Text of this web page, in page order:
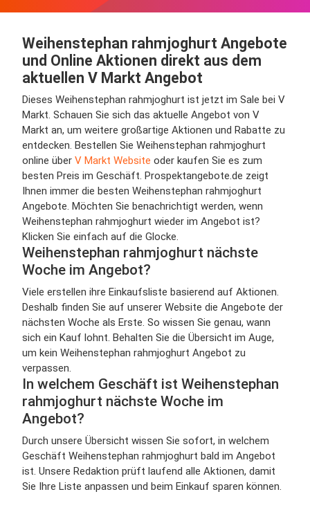
Weihenstephan rahmjoghurt Angebote
und Online Aktionen direkt aus dem
aktuellen V Markt Angebot
Dieses Weihenstephan rahmjoghurt ist jetzt im Sale bei V
Markt. Schauen Sie sich das aktuelle Angebot von V
Markt an, um weitere großartige Aktionen und Rabatte zu
entdecken. Bestellen Sie Weihenstephan rahmjoghurt
online über V Markt Website oder kaufen Sie es zum
besten Preis im Geschäft. Prospektangebote.de zeigt
Ihnen immer die besten Weihenstephan rahmjoghurt
Angebote. Möchten Sie benachrichtigt werden, wenn
Weihenstephan rahmjoghurt wieder im Angebot ist?
Klicken Sie einfach auf die Glocke.
Weihenstephan rahmjoghurt nächste
Woche im Angebot?
Viele erstellen ihre Einkaufsliste basierend auf Aktionen.
Deshalb finden Sie auf unserer Website die Angebote der
nächsten Woche als Erste. So wissen Sie genau, wann
sich ein Kauf lohnt. Behalten Sie die Übersicht im Auge,
um kein Weihenstephan rahmjoghurt Angebot zu
verpassen.
In welchem Geschäft ist Weihenstephan
rahmjoghurt nächste Woche im
Angebot?
Durch unsere Übersicht wissen Sie sofort, in welchem
Geschäft Weihenstephan rahmjoghurt bald im Angebot
ist. Unsere Redaktion prüft laufend alle Aktionen, damit
Sie Ihre Liste anpassen und beim Einkauf sparen können.